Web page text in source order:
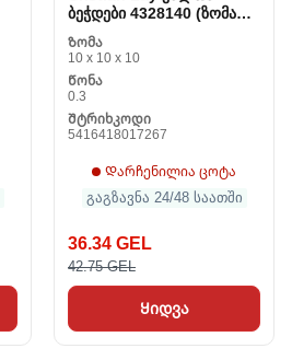
ბეჭდები 4328140 (ზომა
14)
Ზომა
10 x 10 x 10
Წონა
0.3
Შტრიხკოდი
5416418017267
Დარჩენილია ცოტა
გაგზავნა 24/48 საათში
36.34 GEL
42.75 GEL
Ყიდვა